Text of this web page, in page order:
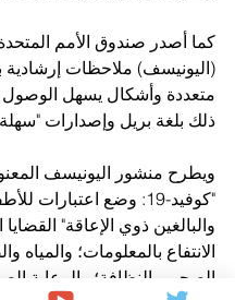
كما أصدر صندوق الأمم
(اليونيسف) ملاحظات إرشادية
متعددة وأشكال يسهل الوصول
ذلك بلغة بريل وإصدارات "سهلة
ويطرح منشور اليونيسف
"كوفيد-19: وضع اعتبارات
والبالغين ذوي الإعاقة"
الانتفاع بالمعلومات؛ والمياه
الصحي والنظافة؛ والرعاية